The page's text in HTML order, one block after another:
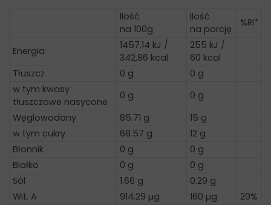
Ilość
na 100g
Ilość
na porcję
%RI*
Energia
1457.14 kJ /
342,86 kcal
255 kJ /
60 kcal
Tłuszcz
0 g
0 g
w tym kwasy
tłuszczowe nasycone
0 g
0 g
Węglowodany
85.71 g
15 g
w tym cukry
68.57 g
12 g
Błonnik
0 g
0 g
Białko
0 g
0 g
Sól
1.66 g
0.29 g
Wit. A
914.29 µg 160 µg
20%